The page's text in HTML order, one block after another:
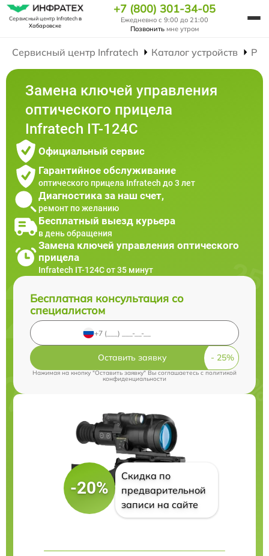
Сервисный центр Infratechв
Хабаровске
+7 (800) 301-34-05
Ежедневно с 9:00 до 21:00
Позвонить мне утром
Сервисный центр Infratech Каталог устройств
Замена ключей управления
оптического прицела
Infratech IT-124C
Официальный сервис
Гарантийное обслуживание
оптического прицела Infratech до 3 лет
Диагностика за наш счет,
ремонт по желанию
Бесплатный выезд курьера
в день обращения
Замена ключей управления оптического
прицела
Infratech IT-124C от 35 минут
Бесплатная консультация со
специалистом
Оставить заявку
Нажимая на кнопку "Оставить заявку" Вы соглашаетесь cполитикой
конфиденциальности
-20%
Скидка по
предварительной
записи на сайте